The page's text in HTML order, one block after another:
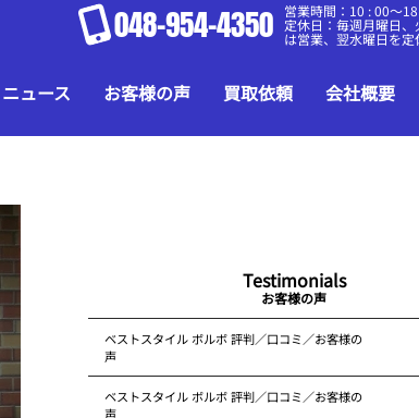
048-954-4350 営業時間：10 : 00～
定休日：毎週月曜日
は営業、翌水曜日を定
ニュース お客様の声 買取依頼 会社概要
Testimonials
お客様の声
ベストスタイル ボルボ 評判／口コミ／お客様の
声
ベストスタイル ボルボ 評判／口コミ／お客様の
声